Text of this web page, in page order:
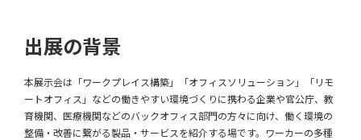
出展の背景
本展示会は「ワークプレイス構築」「オフィスソリューション」「リモ
ートオフィス」などの働きやすい環境づくりに携わる企業や官公庁、教
育機関、医療機関などのバックオフィス部門の方々に向け、働く環境の
整備・改善に繋がる製品・サービスを紹介する場です。ワーカーの多種